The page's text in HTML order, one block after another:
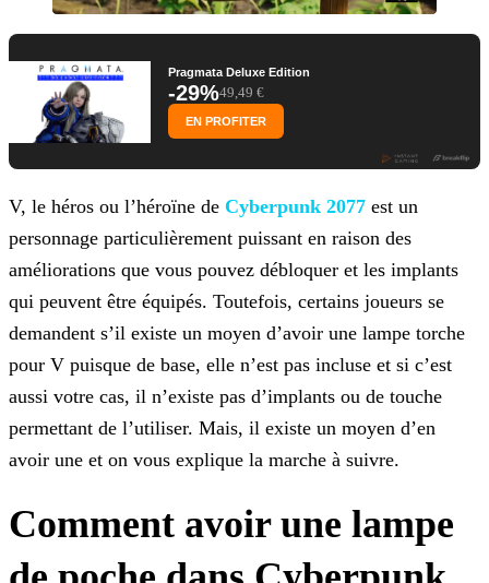
Pragmata Deluxe Edition
-29%49,49 €
EN PROFITER
V, le héros ou l’héroïne de Cyberpunk 2077 est un
personnage particulièrement puissant en raison des
améliorations que vous pouvez débloquer et les implants
qui peuvent être équipés. Toutefois, certains joueurs se
demandent s’il existe un moyen d’avoir une lampe torche
pour V puisque de base, elle n’est pas incluse et si c’est
aussi votre cas, il n’existe pas d’implants ou de touche
permettant de l’utiliser. Mais, il existe un moyen d’en
avoir une et on vous explique la marche à suivre.
Comment avoir une lampe